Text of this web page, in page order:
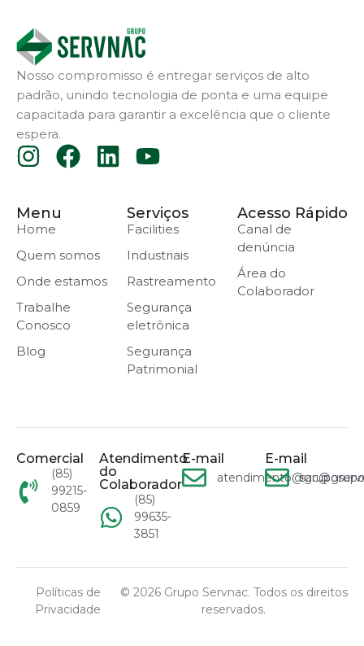
Nosso compromisso é entregar serviços de alto
padrão, unindo tecnologia de ponta e uma equipe
capacitada para garantir a excelência que o cliente
espera.
Menu
Home
Quem somos
Onde estamos
Trabalhe
Conosco
Blog
Serviços
Facilities
Industriais
Rastreamento
Segurança
eletrônica
Segurança
Patrimonial
Acesso Rápido
Canal de
denúncia
Área do
Colaborador
Comercial
(85)
99215-
0859
Atendimento
do
Colaborador
(85)
99635-
3851
E-mail E-mail
© 2026 Grupo Servnac. Todos os direitos
reservados.
Políticas de
Privacidade